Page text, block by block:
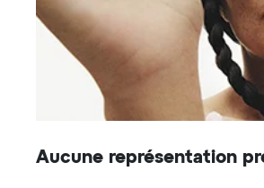
Aucune représentation